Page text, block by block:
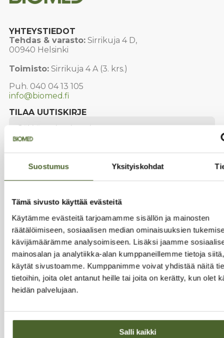
Suostumus Yksityiskohdat
Tämä sivusto käyttää evästeitä
Käytämme evästeitä tarjoamamme sisällön ja mainosten
räätälöimiseen, sosiaalisen median ominaisuuksien
kävijämäärämme analysoimiseen. Lisäksi jaamme
mainosalan ja analytiikka-alan kumppaneillemme tietoja
käytät sivustoamme. Kumppanimme voivat yhdistää näitä
tietoihin, joita olet antanut heille tai joita on kerätty, kun olet
heidän palvelujaan.
Salli kaikki
YHTEYSTIEDOT
Tehdas & varasto:Sirrikuja 4 D,
00940 Helsinki
Toimisto:Sirrikuja 4 A (3. krs.)
Puh. 040 04 13 105
info@biomed.fi
TILAA UUTISKIRJE
*
ensimmäiseen tilaukseesi!
TUOTTEET
Kaikki tuotteet
Uutuudet
Suosituimmat
Biomed suosittelee